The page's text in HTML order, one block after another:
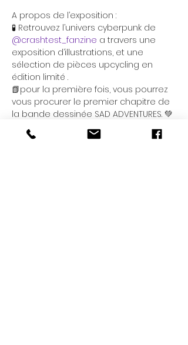
A propos de l’exposition :
🧪 Retrouvez l’univers cyberpunk de
@crashtest_fanzine a travers une
exposition d’illustrations, et une
sélection de pièces upcycling en
édition limité .
📗pour la première fois, vous pourrez
vous procurer le premier chapitre de
la bande dessinée SAD ADVENTURES. 💚
DJ set par @danniemendez